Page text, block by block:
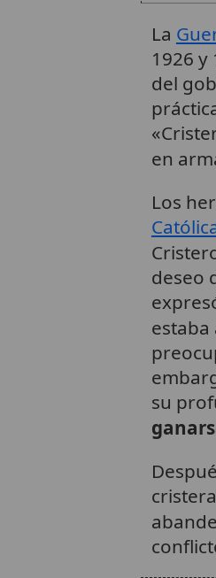
La
1926
del
en
Los
deseo
su